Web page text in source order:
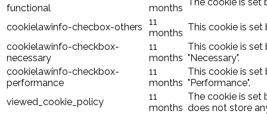
functional
months
cookielawinfo-checbox-others
11
months
This cookie is set
cookielawinfo-checkbox-
necessary
11
months
This cookie is
"Necessary".
cookielawinfo-checkbox-
performance
11
months
This cookie is
"Performance".
viewed_cookie_policy
11
months
The cookie is set
does not store